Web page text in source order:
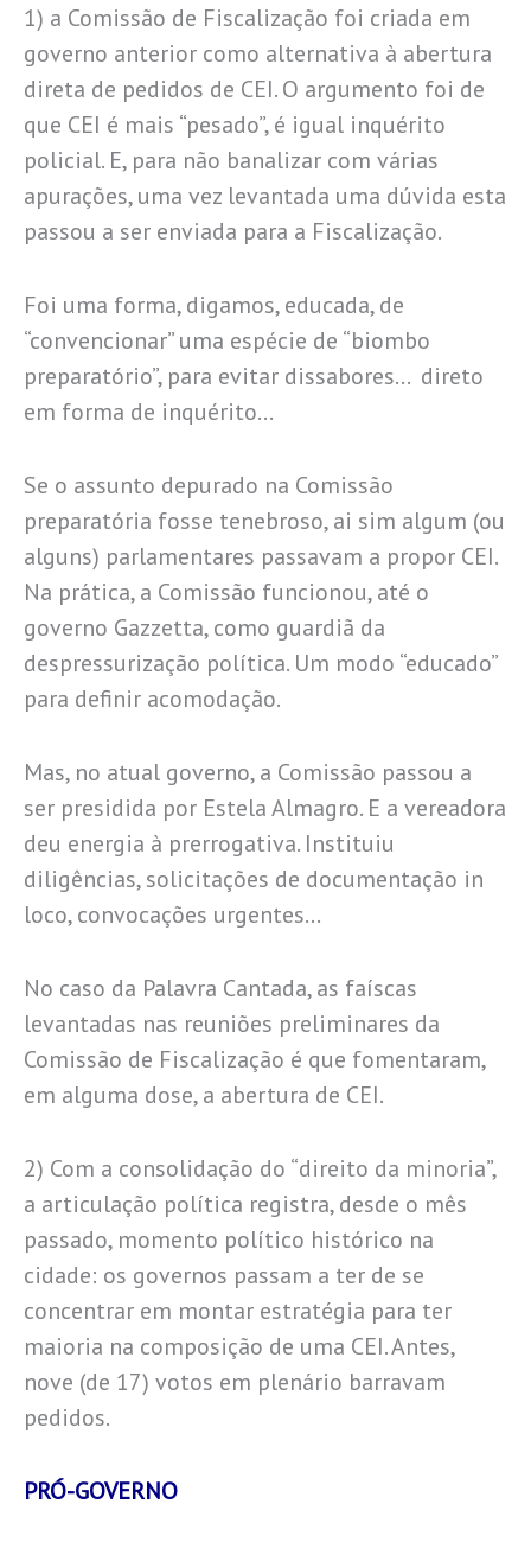
1) a Comissão de Fiscalização foi criada em
governo anterior como alternativa à abertura
direta de pedidos de CEI. O argumento foi de
que CEI é mais “pesado”, é igual inquérito
policial. E, para não banalizar com várias
apurações, uma vez levantada uma dúvida esta
passou a ser enviada para a Fiscalização.
Foi uma forma, digamos, educada, de
“convencionar” uma espécie de “biombo
preparatório”, para evitar dissabores… direto
em forma de inquérito…
Se o assunto depurado na Comissão
preparatória fosse tenebroso, ai sim algum (ou
alguns) parlamentares passavam a propor CEI.
Na prática, a Comissão funcionou, até o
governo Gazzetta, como guardiã da
despressurização política. Um modo “educado”
para definir acomodação.
Mas, no atual governo, a Comissão passou a
ser presidida por Estela Almagro. E a vereadora
deu energia à prerrogativa. Instituiu
diligências, solicitações de documentação in
loco, convocações urgentes…
No caso da Palavra Cantada, as faíscas
levantadas nas reuniões preliminares da
Comissão de Fiscalização é que fomentaram,
em alguma dose, a abertura de CEI.
2) Com a consolidação do “direito da minoria”,
a articulação política registra, desde o mês
passado, momento político histórico na
cidade: os governos passam a ter de se
concentrar em montar estratégia para ter
maioria na composição de uma CEI. Antes,
nove (de 17) votos em plenário barravam
pedidos.
PRÓ-GOVERNO